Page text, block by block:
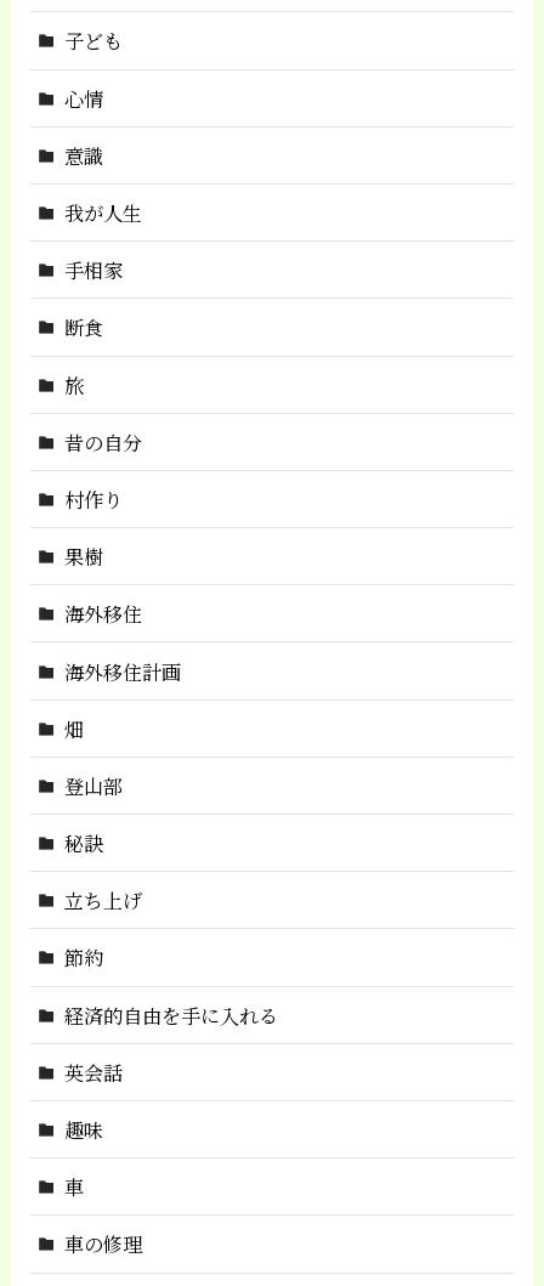
子ども
心情
意識
我が人生
手相家
断食
旅
昔の自分
村作り
果樹
海外移住
海外移住計画
畑
登山部
秘訣
立ち上げ
節約
経済的自由を手に入れる
英会話
趣味
車
車の修理